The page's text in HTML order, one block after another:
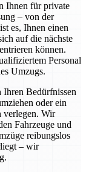
Ihnen für private
– von der
es, Ihnen einen
auf die nächste
können.
Personal
Umzugs.
Bedürfnissen
oder ein
verlegen. Wir
Fahrzeuge und
reibungslos
– wir